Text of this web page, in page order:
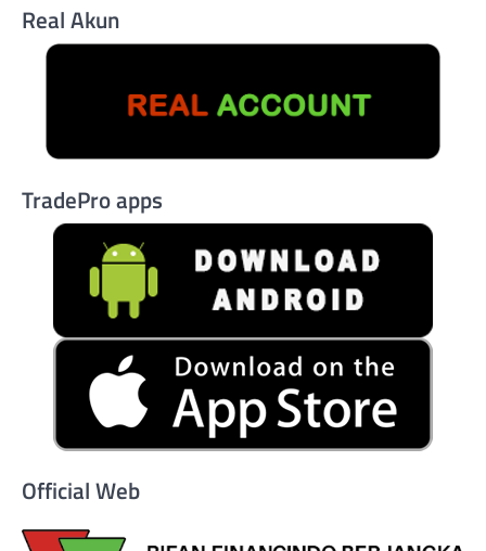
Real Akun
TradePro apps
Official Web